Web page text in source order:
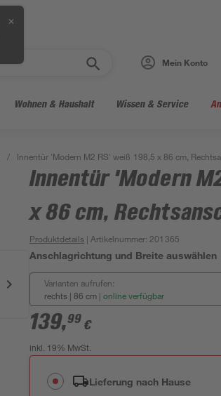
✕
Mein Konto
Wohnen & Haushalt Wissen & Service
/ Innentür 'Modern M2 RS' weiß 198,5 x 86 cm,
Innentür 'Modern
x 86 cm,
Produktdetails | Artikelnummer: 201365
Anschlagrichtung und Breite auswählen
Varianten aufrufen:
rechts | 86 cm | online verfügbar
139,99 €
inkl. 19% MwSt.
Lieferung nach Hause